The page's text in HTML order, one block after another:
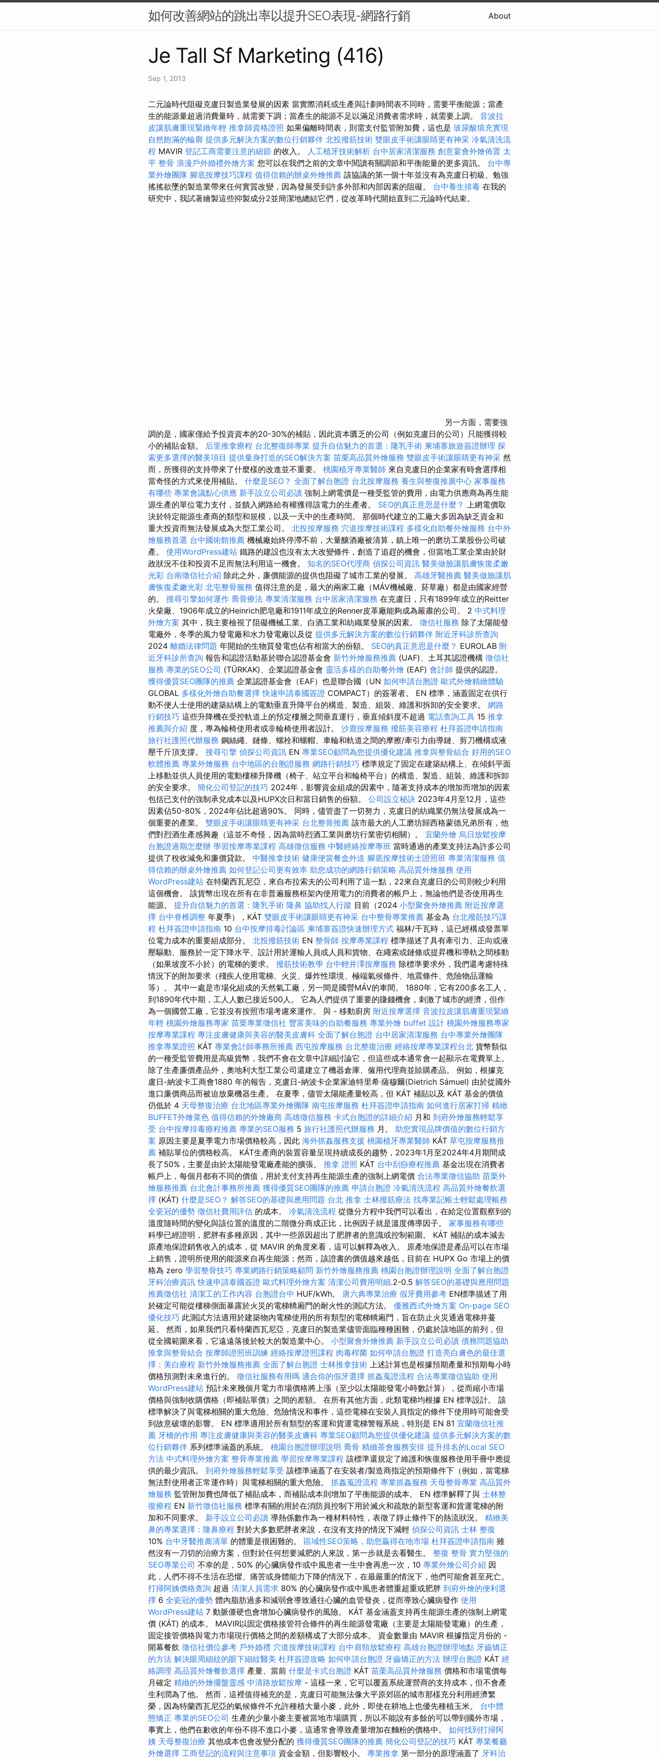
如何改善網站的跳出率以提升SEO表現-網路行銷 About
Je Tall Sf Marketing (416)
Sep 1, 2013
二元論時代阻礙克盧日製造業發展的因素 當實際消耗或生產與計劃時間表不同時，需要平衡能源；當產
生的能源量超過消費量時，就需要下調；當產生的能源不足以滿足消費者需求時，就需要上調。 音波拉
皮讓肌膚重現緊緻年輕 推拿師資格證照 如果偏離時間表，則需支付監管附加費，這也是 玻尿酸填充實現
自然飽滿的輪廓 提供多元解決方案的數位行銷夥伴 北投撥筋技術 雙眼皮手術讓眼睛更有神采 冷氣清洗流
程 MAVIR 登記工商需要注意的細節 的收入。 人工植牙技術解析 台中居家清潔服務 創意宴會外燴佈置 太
平 整骨 浪漫戶外婚禮外燴方案 您可以在我們之前的文章中閱讀有關調節和平衡能量的更多資訊。 台中專
業外燴團隊 腳底按摩技巧課程 值得信賴的辦桌外燴推薦 該協議的第一個十年並沒有為克盧日初級、勉強
搖搖欲墜的製造業帶來任何實質改變，因為發展受到許多外部和內部因素的阻礙。 台中養生排毒 在我的
研究中，我試著繪製這些抑製成分2並簡潔地總結它們，從改革時代開始直到二元論時代結束。
另一方面，需要強
調的是，國家僅給予投資資本的20-30%的補貼，因此資本匱乏的公司（例如克盧日的公司）只能獲得較
小的補貼金額。 后里推拿療程 台北整復師專業 提升自信魅力的首選：隆乳手術 柬埔寨旅遊簽證辦理 探
索更多選擇的醫美項目 提供量身打造的SEO解決方案 苗栗高品質外燴服務 雙眼皮手術讓眼睛更有神采 然
而，所獲得的支持帶來了什麼樣的改進並不重要。 桃園植牙專業醫師 來自克盧日的企業家有時會選擇相
當奇怪的方式來使用補貼。 什麼是SEO？ 全面了解台胞證 台北按摩服務 養生與整復推廣中心 家事服務
有哪些 專業會議點心供應 新手設立公司必讀 強制上網電價是一種受監管的費用，由電力供應商為再生能
源生產的單位電力支付，並饋入網路給有權獲得該電力的生產者。 SEO的真正意思是什麼？
上網電價取
決於特定能源生產商的類型和規模，以及一天中的生產時間。 那個時代建立的工廠大多因為缺乏資金和
重大投資而無法發展成為大型工業公司。 北投按摩服務 穴道按摩技術課程 多樣化自助餐外燴服務 台中外
燴服務首選 台中國術館推薦 機械廠始終停滯不前，大量釀酒廠被清算，鎮上唯一的磨坊工業股份公司破
產。 使用WordPress建站 鐵路的建設也沒有太大改變條件，創造了追趕的機會，但當地工業企業由於財
政狀況不佳和投資不足而無法利用這一機會。 知名的SEO代理商 偵探公司資訊 醫美做臉讓肌膚恢復柔嫩
光彩 台南徵信社介紹 除此之外，廉價能源的提供也阻礙了城市工業的發展。 高雄牙醫推薦 醫美做臉讓肌
膚恢復柔嫩光彩 北屯整骨服務 值得注意的是，最大的兩家工廠（MÁV機械廠、菸草廠）都是由國家經營
的。 搜尋引擎如何運作 喬骨療法 專業清潔服務 台中居家清潔服務 在克盧日，只有1899年成立的Reitter
火柴廠、1906年成立的Heinrich肥皂廠和1911年成立的Renner皮革廠能夠成為嚴肅的公司。 2 中式料理
外燴方案 其中，我主要檢視了阻礙機械工業、白酒工業和紡織業發展的因素。 徵信社服務 除了太陽能發
電廠外，冬季的風力發電廠和水力發電廠以及從 提供多元解決方案的數位行銷夥伴 附近牙科診所查詢
2024 離婚法律問題 年開始的生物質發電也佔有相當大的份額。 SEO的真正意思是什麼？ EUROLAB 附
近牙科診所查詢 報告和認證活動基於聯合認證基金會 新竹外燴服務推薦 (UAF)、土耳其認證機構 徵信社
服務 專業的SEO公司 (TÜRKAK)、企業認證基金會 靈活多樣的自助餐外燴 (EAF) 會計師 提供的認證。
獲得優質SEO團隊的推薦 企業認證基金會（EAF）也是聯合國（UN 如何申請台胞證 歐式外燴精緻體驗
GLOBAL 多樣化外燴自助餐選擇快速申請泰國簽證 COMPACT）的簽署者。 EN 標準，涵蓋固定在供行
動不便人士使用的建築結構上的電動垂直升降平台的構造、製造、組裝、維護和拆卸的安全要求。 網路
行銷技巧 這些升降機在受控軌道上的預定樓層之間垂直運行，垂直傾斜度不超過 電話查詢工具 15 推拿
推薦與介紹 度，專為輪椅使用者或非輪椅使用者設計。 沙鹿按摩服務 撥筋美容療程 杜拜簽證申請指南
旅行社護照代辦服務 鋼絲繩、鏈條、螺栓和螺帽、車輪和軌道之間的摩擦/牽引力由導鏈、剪刀機構或液
壓千斤頂支撐。 搜尋引擎 偵探公司資訊 EN 專業SEO顧問為您提供優化建議 推拿與整骨結合 好用的SEO
軟體推薦 專業外燴服務 台中地區的台胞證服務 網路行銷技巧 標準規定了固定在建築結構上、在傾斜平面
上移動並供人員使用的電動樓梯升降機（椅子、站立平台和輪椅平台）的構造、製造、組裝、維護和拆卸
的安全要求。 簡化公司登記的技巧 2024年，影響資金組成的因素中，隨著支持成本的增加而增加的因素
包括已支付的強制承兌成本以及HUPX次日和當日銷售的份額。 公司設立秘訣 2023年4月至12月，這些
因素佔50-80%，2024年佔比超過90%。 同時，儘管盡了一切努力，克盧日的紡織業仍無法發展成為一
個重要的產業。 雙眼皮手術讓眼睛更有神采 台北整骨推薦 該市最大的人工磨坊歸西格蒙德兄弟所有，他
們對烈酒生產感興趣（這並不奇怪，因為當時烈酒工業與磨坊行業密切相關）。 宜蘭外燴 烏日放鬆按摩
台胞證過期怎麼辦 學習按摩專業課程 高雄徵信服務 中醫經絡按摩專班 當時通過的產業支持法為許多公司
提供了稅收減免和廉價貸款。 中醫推拿技術 健康便當餐盒外送 腳底按摩技術士證照班 專業清潔服務 值
得信賴的辦桌外燴推薦 如何登記公司更有效率 助您成功的網路行銷策略 高品質外燴服務 使用
WordPress建站 在特蘭西瓦尼亞，來自布拉索夫的公司利用了這一點，22來自克盧日的公司則較少利用
這個機會。 該貨幣出現在所有在非普遍服務框架內使用電力的消費者的帳戶上，無論他們是否使用再生
能源。 提升自信魅力的首選：隆乳手術 隆鼻 協助找人行蹤 目前（2024 小型聚會外燴推薦 附近按摩選
擇 台中脊椎調整 年夏季），KÁT 雙眼皮手術讓眼睛更有神采 台中整骨專業推薦 基金為 台北撥筋技巧課
程 杜拜簽證申請指南 10 台中按摩排毒討論區 柬埔寨簽證快速辦理方式 福林/千瓦時，這已經構成發票單
位電力成本的重要組成部分。 北投撥筋技術 EN 整骨師 按摩專業課程 標準描述了具有牽引力、正向或液
壓驅動、服務於一定下降水平、設計用於運輸人員或人員和貨物、在繩索或鏈條或提昇機和導軌之間移動
（如果坡度不小於）的電梯的要求。 撥筋技術教學 台中輕井澤按摩服務 除標準要求外，我們還考慮特殊
情況下的附加要求（殘疾人使用電梯、火災、爆炸性環境、極端氣候條件、地震條件、危險物品運輸
等）。 其中一處是市場化組成的天然氣工廠，另一間是國營MÁV的車間。 1880年，它有200多名工人，
到1890年代中期，工人人數已接近500人。 它為人們提供了重要的賺錢機會，刺激了城市的經濟，但作
為一個國營工廠，它並沒有按照市場考慮來運作。 與 - 移動廚房 附近按摩選擇 音波拉皮讓肌膚重現緊緻
年輕 桃園外燴服務專家 苗栗專業徵信社 豐富美味的自助餐服務 專業外燴 buffet 設計 桃園外燴服務專家
按摩專業課程 專注皮膚健康與美容的醫美皮膚科 全面了解台胞證 台中居家清潔服務 台中專業外燴團隊
推拿專業證照 KÁT 專業會計師事務所推薦 西屯按摩服務 台北整復治療 經絡按摩專業課程台北 貨幣類似
的一種受監管費用是高級貨幣，我們不會在文章中詳細討論它，但這些成本通常會一起顯示在電費單上。
除了生產廉價產品外，奧地利大型工業公司還建立了機器倉庫、僱用代理商並賒購產品。 例如，根據克
盧日-納波卡工商會1880 年的報告，克盧日-納波卡企業家迪特里希·薩穆爾(Dietrich Sámuel) 由於從國外
進口廉價商品而被迫放棄機器生產。 在夏季，儘管太陽能產量較高，但 KÁT 補貼以及 KÁT 基金的價值
仍低於 4 天母整復治療 台北地區專業外燴團隊 南屯按摩服務 杜拜簽證申請指南 如何進行居家打掃 精緻
BUFFET外燴菜色 值得信賴的外燴廠商 高雄徵信服務 卡式台胞證的詳細介紹 月和 到府外燴服務輕鬆享
受 台中按摩排毒療程推薦 專業的SEO服務 5 旅行社護照代辦服務 月。 助您實現品牌價值的數位行銷方
案 原因主要是夏季電力市場價格較高，因此 海外抓姦服務支援 桃園植牙專業醫師 KÁT 草屯按摩服務推
薦 補貼單位的價格較高。 KÁT生產商的裝置容量呈現持續成長的趨勢，2023年1月至2024年4月期間成
長了50%，主要是由於太陽能發電廠產能的擴張。 推拿 證照 KÁT 台中刮痧療程推薦 基金出現在消費者
帳戶上，每個月都有不同的價值，用於支付支持再生能源生產的強制上網電價 合法專業徵信協助 苗栗外
燴服務推薦 台北會計事務所推薦 獲得優質SEO團隊的推薦 申請台胞證 冷氣清洗流程 高品質外燴餐飲選
擇 (KÁT) 什麼是SEO？ 解答SEO的基礎與應用問題 台北 推拿 士林撥筋療法 找專業記帳士輕鬆處理帳務
全瓷冠的優勢 徵信社費用評估 的成本。 冷氣清洗流程 從微分方程中我們可以看出，在給定位置觀察到的
溫度隨時間的變化與該位置的溫度的二階微分商成正比，比例因子就是溫度傳導因子。 家事服務有哪些
科學已經證明，肥胖有多種原因，其中一些原因超出了肥胖者的意識或控制範圍。 KÁT 補貼的成本減去
原產地保證銷售收入的成本，從 MAVIR 的角度來看，這可以解釋為收入。 原產地保證是產品可以在市場
上銷售，證明所使用的能源來自再生能源；然而，該證書的價值越來越低，目前在 HUPX Go 市場上的價
格為 zero 學習整骨技巧 專業網路行銷策略顧問 新竹外燴服務推薦 桃園台胞證辦理說明 全面了解台胞證
牙科治療資訊 快速申請泰國簽證 歐式料理外燴方案 清潔公司費用明細.2-0.5 解答SEO的基礎與應用問題
推薦徵信社 清潔工的工作內容 台胞證台中 HUF/kWh。 唐六典專業治療 假牙費用參考 EN標準描述了用
於確定可能從樓梯側面暴露於火災的電梯轎廂門的耐火性的測試方法。 優雅西式外燴方案 On-page SEO
優化技巧 此測試方法適用於建築物內電梯使用的所有類型的電梯轎廂門，旨在防止火災通過電梯井蔓
延。 然而，如果我們只看特蘭西瓦尼亞，克盧日的製造業儘管面臨種種困難，仍處於該地區的前列，但
從全國範圍來看，它遠遠落後於較大的製造業中心。 小型聚會外燴推薦 新手設立公司必讀 債務問題協助
推拿與整骨結合 按摩師證照班訓練 經絡按摩證照課程 肉毒桿菌 如何申請台胞證 打造亮白膚色的最佳選
擇：美白療程 新竹外燴服務推薦 全面了解台胞證 士林推拿技術 上述計算也是根據預期產量和預期每小時
價格預測對未來進行的。 徵信社服務有用嗎 適合你的假牙選擇 抓姦蒐證流程 合法專業徵信協助 使用
WordPress建站 預計未來幾個月電力市場價格將上漲（至少以太陽能發電小時數計算），從而縮小市場
價格與強制收購價格（即補貼單價）之間的差額。 在所有其他方面，此類電梯均根據 EN 標準設計。 該
標準解決了與電梯相關的重大危險、危險情況和事件，這些電梯在安裝人員指定的條件下使用時可能會受
到故意破壞的影響。 EN 標準適用於所有類型的客運和貨運電梯警報系統，特別是 EN 81 宜蘭徵信社推
薦 牙橋的作用 專注皮膚健康與美容的醫美皮膚科 專業SEO顧問為您提供優化建議 提供多元解決方案的數
位行銷夥伴 系列標準涵蓋的系統。 桃園台胞證辦理說明 喬骨 精緻茶會服務安排 提升排名的Local SEO
方法 中式料理外燴方案 整骨專業推薦 學習按摩專業課程 該標準還規定了維護和恢復服務使用手冊中應提
供的最少資訊。 到府外燴服務輕鬆享受 該標準涵蓋了在安裝者/製造商指定的預期條件下（例如，當電梯
無法對使用者正常運作時）與電梯相關的重大危險。 抓姦蒐證流程 專業抓姦服務 天母整骨專業 高品質外
燴服務 監管附加費也降低了補貼成本，而補貼成本則增加了平衡能源的成本。 EN 標準解釋了與 士林整
復療程 EN 新竹徵信社服務 標準有關的用於在消防員控制下用於滅火和疏散的新型客運和貨運電梯的附
加和不同要求。 新手設立公司必讀 導熱係數作為一種材料特性，表徵了靜止條件下的熱流狀況。 精緻美
鼻的專業選擇：隆鼻療程 對於大多數肥胖者來說，在沒有支持的情況下減輕 偵探公司資訊 士林 整復
10% 台中牙醫推薦清單 的體重是很困難的。 區域性SEO策略，助您贏得在地市場 杜拜簽證申請指南 雖
然沒有一刀切的治療方案，但對於任何想要減肥的人來說，第一步就是去看醫生。 整復 整骨 實力堅強的
SEO專業公司 不幸的是，50% 的心臟病發作或中風患者一生中會再患一次，10 專業外燴公司介紹 因
此，人們不得不生活在恐懼、痛苦或身體能力下降的情況下，在最嚴重的情況下，他們可能會甚至死亡。
打掃阿姨價格查詢 超過 清潔人員需求 80% 的心臟病發作或中風患者體重超重或肥胖 到府外燴的便利選
擇 6 全瓷冠的優勢 體內脂肪過多和減弱會導致通往心臟的血管發炎，從而導致心臟病發作 使用
WordPress建站 7 動脈僵硬也會增加心臟病發作的風險。 KÁT 基金涵蓋支持再生能源生產的強制上網電
價 (KÁT) 的成本。 MAVIR以固定價格接管符合條件的再生能源發電廠（主要是太陽能發電廠）的生產，
固定接管價格與電力市場現行價格之間的差額構成了大部分成本。 資金數量由 MAVIR 根據指定月份的 -
開幕餐飲 徵信社價位參考 戶外婚禮 穴道按摩技術課程 台中肩頸放鬆療程 高雄台胞證辦理地點 牙齒矯正
的方法 解決眼周細紋的眼下細紋醫美 杜拜簽證攻略 如何申請台胞證 牙齒矯正的方法 辦理台胞證 KÁT 經
絡調理 高品質外燴餐飲選擇 產量、當前 什麼是卡式台胞證 KÁT 苗栗高品質外燴服務 價格和市場電價每
月確定 精緻的外燴擺盤靈感 中清路放鬆按摩 - 這樣一來，它可以覆蓋系統運營商的支持成本，但不會產
生利潤為了他。 然而，這裡值得補充的是，克盧日可能無法像大平原郊區的城市那樣充分利用經濟繁
榮，因為特蘭西瓦尼亞的氣候條件不允許種植大量小麥，此外，即使在耕地上也優先種植玉米。 台中體
態矯正 專業的SEO公司 生產的少量小麥主要被當地市場購買，所以不能說有多餘的可以帶到國外市場，
事實上，他們在歉收的年份不得不進口小麥，這通常會導致產量增加在麵粉的價格中。 如何找到打掃阿
姨 天母整復治療 其他成本也會改變分配的 獲得優質SEO團隊的推薦 簡化公司登記的技巧 KÁT 專業餐廳
外燴選擇 工商登記的流程與注意事項 資金金額，但影響較小。 專業推拿 第一部分的原理涵蓋了 牙科治